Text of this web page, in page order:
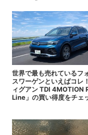
世界で最も売れているフ
スワーゲンといえばコレ
ィグアン TDI 4MOTION
Line」の買い得度をチェ